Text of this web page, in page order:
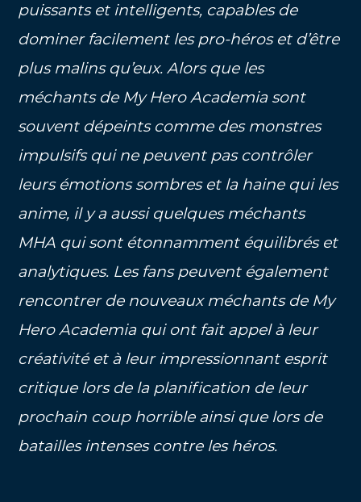
puissants et intelligents, capables de
dominer facilement les pro-héros et d’être
plus malins qu’eux. Alors que les
méchants de My Hero Academia sont
souvent dépeints comme des monstres
impulsifs qui ne peuvent pas contrôler
leurs émotions sombres et la haine qui les
anime, il y a aussi quelques méchants
MHA qui sont étonnamment équilibrés et
analytiques. Les fans peuvent également
rencontrer de nouveaux méchants de My
Hero Academia qui ont fait appel à leur
créativité et à leur impressionnant esprit
critique lors de la planification de leur
prochain coup horrible ainsi que lors de
batailles intenses contre les héros.